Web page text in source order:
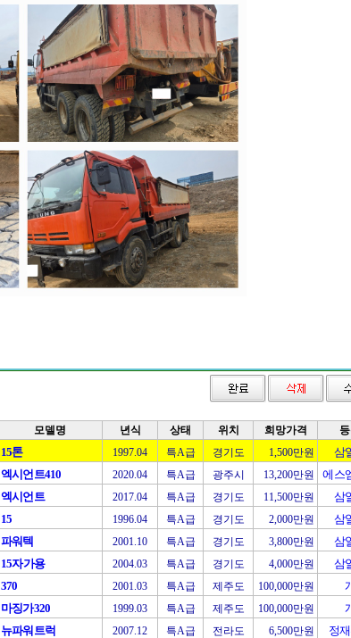
모델명 년식 상태 위치 희망가격
15톤 1997.04 특A급 경기도 1,500만원 삼
엑시언트410 2020.04 특A급 광주시 13,200만원 에스
엑시언트 2017.04 특A급 경기도 11,500만원 삼
15 1996.04 특A급 경기도 2,000만원 삼
파워텍 2001.10 특A급 경기도 3,800만원 삼
15자가용 2004.03 특A급 경기도 4,000만원 삼
370 2001.03 특A급 제주도 100,000만원
마징가320 1999.03 특A급 제주도 100,000만원
뉴파워트럭 2007.12 특A급 전라도 6,500만원 정